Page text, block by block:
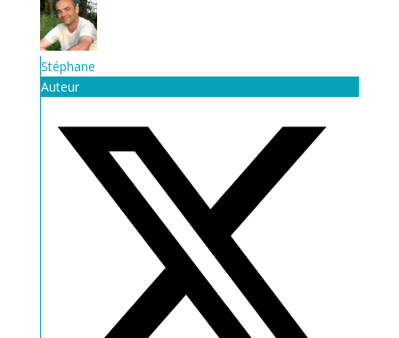
Stéphane
Auteur